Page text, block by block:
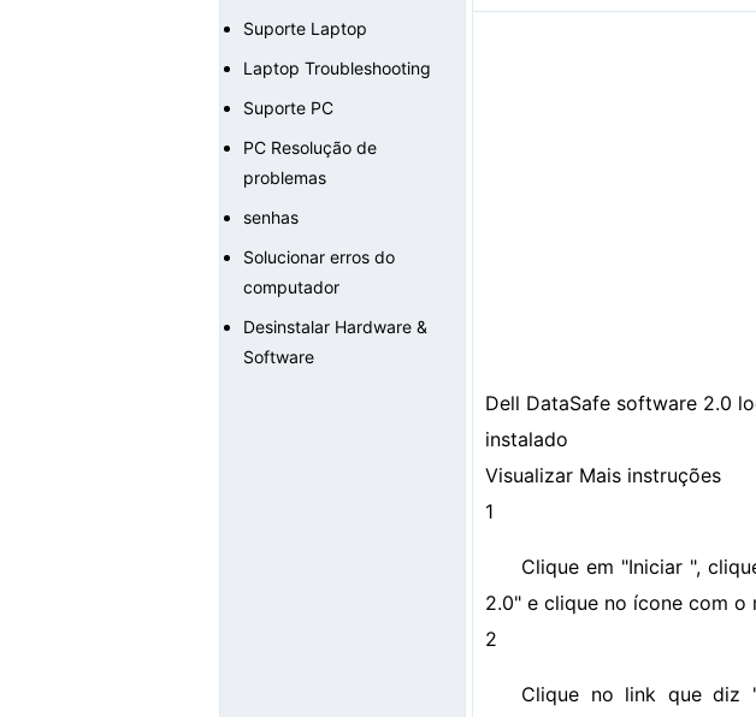
Suporte Laptop
Laptop Troubleshooting
Suporte PC
PC Resolução de
problemas
senhas
Solucionar erros do
computador
Desinstalar Hardware &
Software
Dell DataSafe software 2.0
instalado
Visualizar Mais instruções
1
Clique em "Iniciar ",
2.0" e clique no ícone com o
2
Clique no link que diz